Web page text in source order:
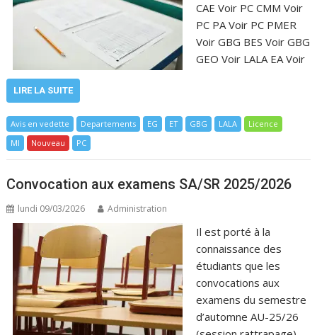
CAE Voir PC CMM Voir
PC PA Voir PC PMER
Voir GBG BES Voir GBG
GEO Voir LALA EA Voir
LIRE LA SUITE
Avis en vedette Departements EG ET GBG LALA
Licence
MI
Nouveau PC
Convocation aux examens SA/SR 2025/2026
lundi 09/03/2026 Administration
Il est porté à la
connaissance des
étudiants que les
convocations aux
examens du semestre
d’automne AU-25/26